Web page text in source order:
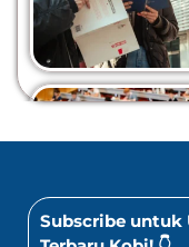
Subscribe untuk